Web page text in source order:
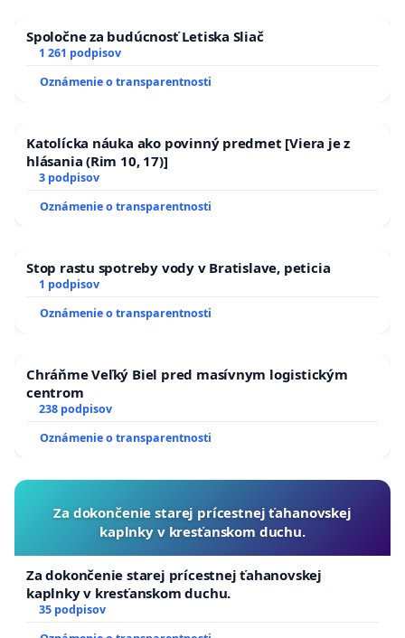
Spoločne za budúcnosť Letiska Sliač
1 261 podpisov
Oznámenie o transparentnosti
Katolícka náuka ako povinný predmet [Viera je z
hlásania (Rim 10, 17)]
3 podpisov
Oznámenie o transparentnosti
Stop rastu spotreby vody v Bratislave, peticia
1 podpisov
Oznámenie o transparentnosti
Chráňme Veľký Biel pred masívnym logistickým
centrom
238 podpisov
Oznámenie o transparentnosti
Za dokončenie starej prícestnej ťahanovskej
kaplnky v kresťanskom duchu.
Za dokončenie starej prícestnej ťahanovskej
kaplnky v kresťanskom duchu.
35 podpisov